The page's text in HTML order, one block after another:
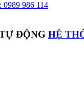
986 114
HỆ